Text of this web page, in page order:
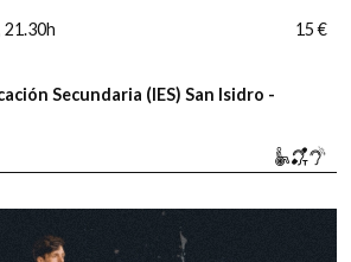
21.30h 15 €
Secundaria (IES) San Isidro -